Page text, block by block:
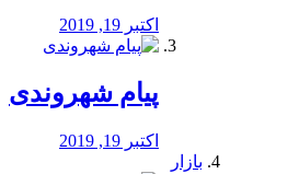
اکتبر 19, 2019
پیام شهروندی
اکتبر 19, 2019
بازار